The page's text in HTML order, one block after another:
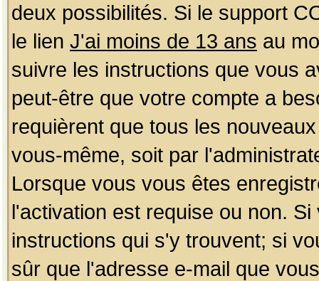
deux possibilités. Si le support
le lien J'ai moins de 13 ans au
suivre les instructions que vous
peut-être que votre compte a
requièrent que tous les
vous-même, soit par
Lorsque vous vous êtes
l'activation est requise ou non.
instructions qui s'y trouvent; si
sûr que l'adresse e-mail que